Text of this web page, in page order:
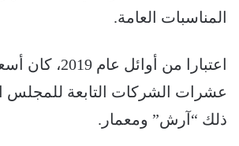
المناسبات العامة.
اعتبارا من أوائل
عشرات الشركات التابعة للمجلس
ذلك “آرش” ومعمار.